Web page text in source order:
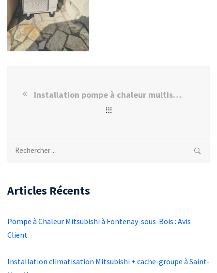
Installation pompe à chaleur multisplit PANASONIC Livry-sur-Seine
Rechercher :
Articles Récents
Pompe à Chaleur Mitsubishi à Fontenay-sous-Bois : Avis
Client
Installation climatisation Mitsubishi + cache-groupe à Saint-